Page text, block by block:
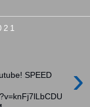
›
SPEED